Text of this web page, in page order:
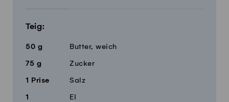
Teig:
50 g Butter, weich
75 g Zucker
1 Prise Salz
1 EI